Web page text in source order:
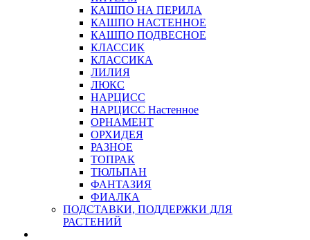
КАШПО НА ПЕРИЛА
КАШПО НАСТЕННОЕ
КАШПО ПОДВЕСНОЕ
КЛАССИК
КЛАССИКА
ЛИЛИЯ
ЛЮКС
НАРЦИСС
НАРЦИСС Настенное
ОРНАМЕНТ
ОРХИДЕЯ
РАЗНОЕ
ТОПРАК
ТЮЛЬПАН
ФАНТАЗИЯ
ФИАЛКА
ПОДСТАВКИ, ПОДДЕРЖКИ ДЛЯ
РАСТЕНИЙ